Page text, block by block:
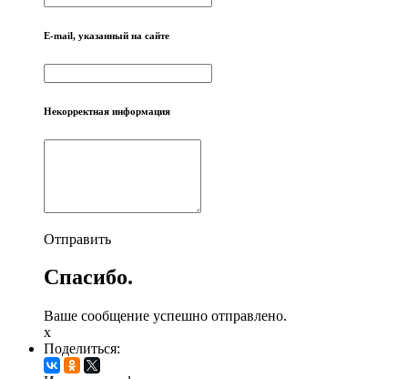
E-mail, указанный на сайте
Некорректная информация
Отправить
Спасибо.
Ваше сообщение успешно отправлено.
x
Поделиться: